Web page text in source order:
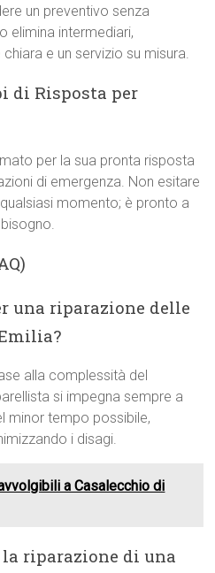
un preventivo senza
elimina intermediari,
e un servizio su misura.
di Risposta per
per la sua pronta risposta
di emergenza. Non esitare
momento; è pronto a
una riparazione delle
alla complessità del
si impegna sempre a
minor tempo possibile,
i disagi.
a Casalecchio di
riparazione di una